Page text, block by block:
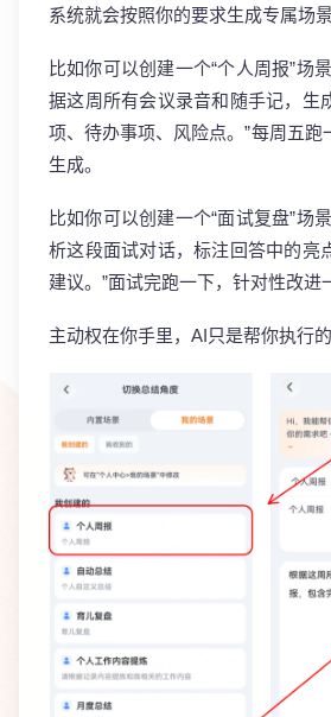
系统就会按照你的要求生成专属场景
比如你可以创建一个“个人周报”场
据这周所有会议录音和随手记，生
项、待办事项、风险点。”每周五跑
生成。
比如你可以创建一个“面试复盘”场
析这段面试对话，标注回答中的亮
建议。”面试完跑一下，针对性改进
主动权在你手里，AI只是帮你执行的